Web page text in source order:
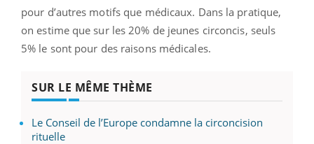
pour d’autres motifs que médicaux. Dans la pratique,
on estime que sur les 20% de jeunes circoncis, seuls
5% le sont pour des raisons médicales.
SUR LE MÊME THÈME
Le Conseil de l’Europe condamne la circoncision
rituelle